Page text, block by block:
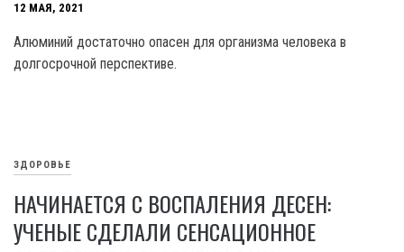
12 МАЯ, 2021
Алюминий достаточно опасен для организма человека в
долгосрочной перспективе.
ЗДОРОВЬЕ
НАЧИНАЕТСЯ С ВОСПАЛЕНИЯ ДЕСЕН:
УЧЕНЫЕ СДЕЛАЛИ СЕНСАЦИОННОЕ